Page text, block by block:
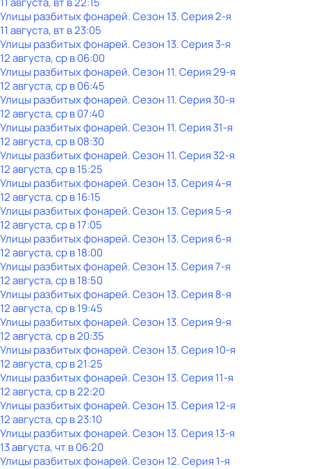
Улицы разбитых фонарей. Сезон 13. Серия 2-я
11 августа, вт в 23:05
Улицы разбитых фонарей. Сезон 13. Серия 3-я
12 августа, ср в 06:00
Улицы разбитых фонарей. Сезон 11. Серия 29-я
12 августа, ср в 06:45
Улицы разбитых фонарей. Сезон 11. Серия 30-я
12 августа, ср в 07:40
Улицы разбитых фонарей. Сезон 11. Серия 31-я
12 августа, ср в 08:30
Улицы разбитых фонарей. Сезон 11. Серия 32-я
12 августа, ср в 15:25
Улицы разбитых фонарей. Сезон 13. Серия 4-я
12 августа, ср в 16:15
Улицы разбитых фонарей. Сезон 13. Серия 5-я
12 августа, ср в 17:05
Улицы разбитых фонарей. Сезон 13. Серия 6-я
12 августа, ср в 18:00
Улицы разбитых фонарей. Сезон 13. Серия 7-я
12 августа, ср в 18:50
Улицы разбитых фонарей. Сезон 13. Серия 8-я
12 августа, ср в 19:45
Улицы разбитых фонарей. Сезон 13. Серия 9-я
12 августа, ср в 20:35
Улицы разбитых фонарей. Сезон 13. Серия 10-я
12 августа, ср в 21:25
Улицы разбитых фонарей. Сезон 13. Серия 11-я
12 августа, ср в 22:20
Улицы разбитых фонарей. Сезон 13. Серия 12-я
12 августа, ср в 23:10
Улицы разбитых фонарей. Сезон 13. Серия 13-я
13 августа, чт в 06:20
Улицы разбитых фонарей. Сезон 12. Серия 1-я